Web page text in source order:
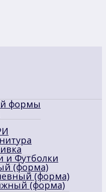
формы
и Футболки
(форма)
(форма)
(форма)